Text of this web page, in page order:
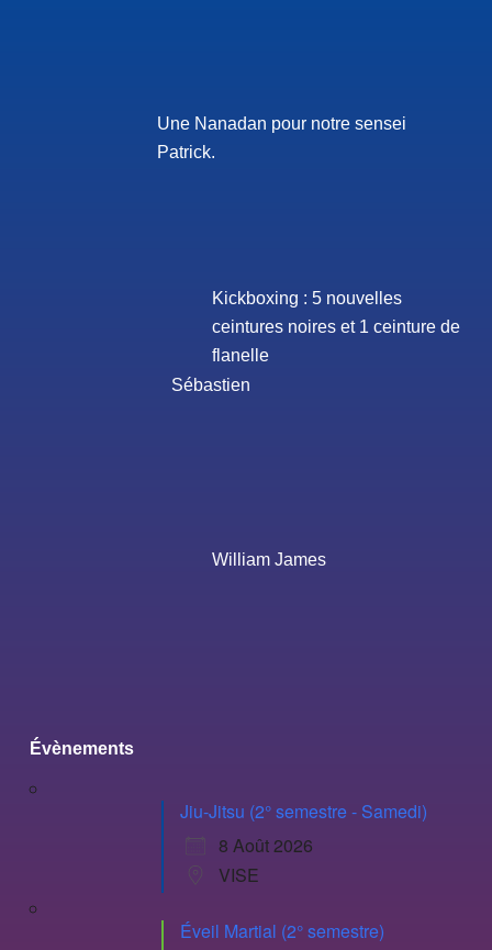
Une Nanadan pour notre sensei
Patrick.
Kickboxing : 5 nouvelles
ceintures noires et 1 ceinture de
flanelle
Sébastien
William James
Évènements
Jiu-Jitsu (2° semestre - Samedi)
8 Août 2026
VISE
Éveil Martial (2° semestre)